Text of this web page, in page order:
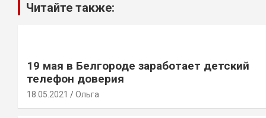
Читайте также:
19 мая в Белгороде заработает детский
телефон доверия
18.05.2021 Ольга